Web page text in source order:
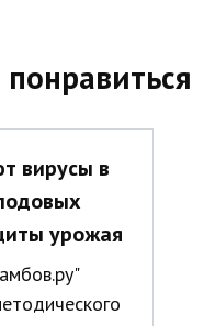
вирусы в
урожая